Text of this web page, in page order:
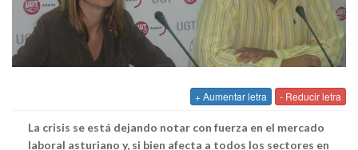
+ Aumentar letra - Reducir letra
La crisis se está dejando notar con fuerza en el mercado
laboral asturiano y, si bien afecta a todos los sectores en